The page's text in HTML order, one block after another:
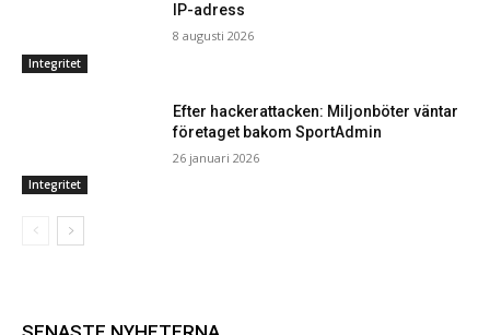
Integritet
IP-adress
8 augusti 2026
Integritet
Efter hackerattacken: Miljonböter väntar
företaget bakom SportAdmin
26 januari 2026